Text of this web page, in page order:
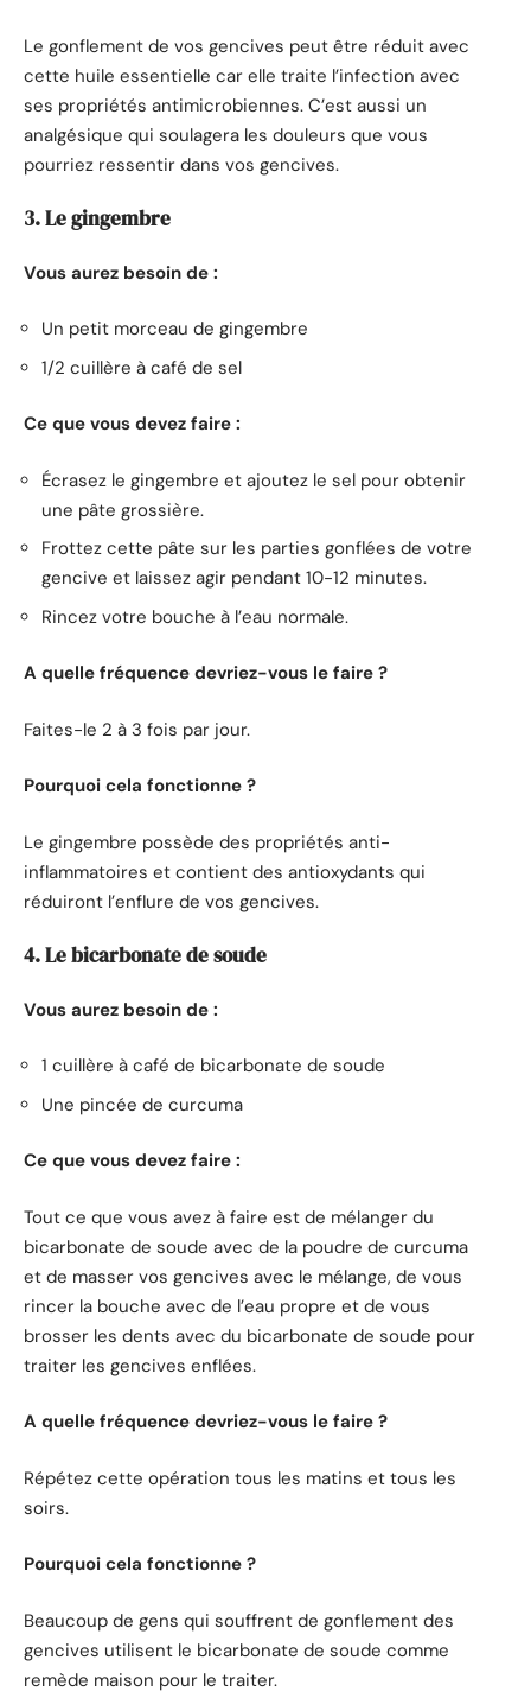
Le gonflement de vos gencives peut être réduit avec
cette huile essentielle car elle traite l’infection avec
ses propriétés antimicrobiennes. C’est aussi un
analgésique qui soulagera les douleurs que vous
pourriez ressentir dans vos gencives.
3. Le gingembre
Vous aurez besoin de :
Un petit morceau de gingembre
1/2 cuillère à café de sel
Ce que vous devez faire :
Écrasez le gingembre et ajoutez le sel pour obtenir
une pâte grossière.
Frottez cette pâte sur les parties gonflées de votre
gencive et laissez agir pendant 10-12 minutes.
Rincez votre bouche à l’eau normale.
A quelle fréquence devriez-vous le faire ?
Faites-le 2 à 3 fois par jour.
Pourquoi cela fonctionne ?
Le gingembre possède des propriétés anti-
inflammatoires et contient des antioxydants qui
réduiront l’enflure de vos gencives.
4. Le bicarbonate de soude
Vous aurez besoin de :
1 cuillère à café de bicarbonate de soude
Une pincée de curcuma
Ce que vous devez faire :
Tout ce que vous avez à faire est de mélanger du
bicarbonate de soude avec de la poudre de curcuma
et de masser vos gencives avec le mélange, de vous
rincer la bouche avec de l’eau propre et de vous
brosser les dents avec du bicarbonate de soude pour
traiter les gencives enflées.
A quelle fréquence devriez-vous le faire ?
Répétez cette opération tous les matins et tous les
soirs.
Pourquoi cela fonctionne ?
Beaucoup de gens qui souffrent de gonflement des
gencives utilisent le bicarbonate de soude comme
remède maison pour le traiter.